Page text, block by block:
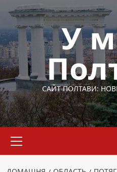
Перейти
вмісту
У
САЙТ ПОЛТАВИ:
меню